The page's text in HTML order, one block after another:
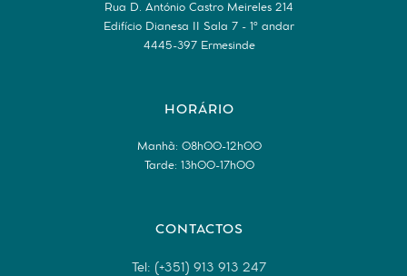
Rua D. António Castro Meireles 214
Edifício Dianesa II Sala 7 - 1º andar
4445-397 Ermesinde
HORÁRIO
Manhã: 08h00-12h00
Tarde: 13h00-17h00
CONTACTOS
Tel: (+351) 913 913 247